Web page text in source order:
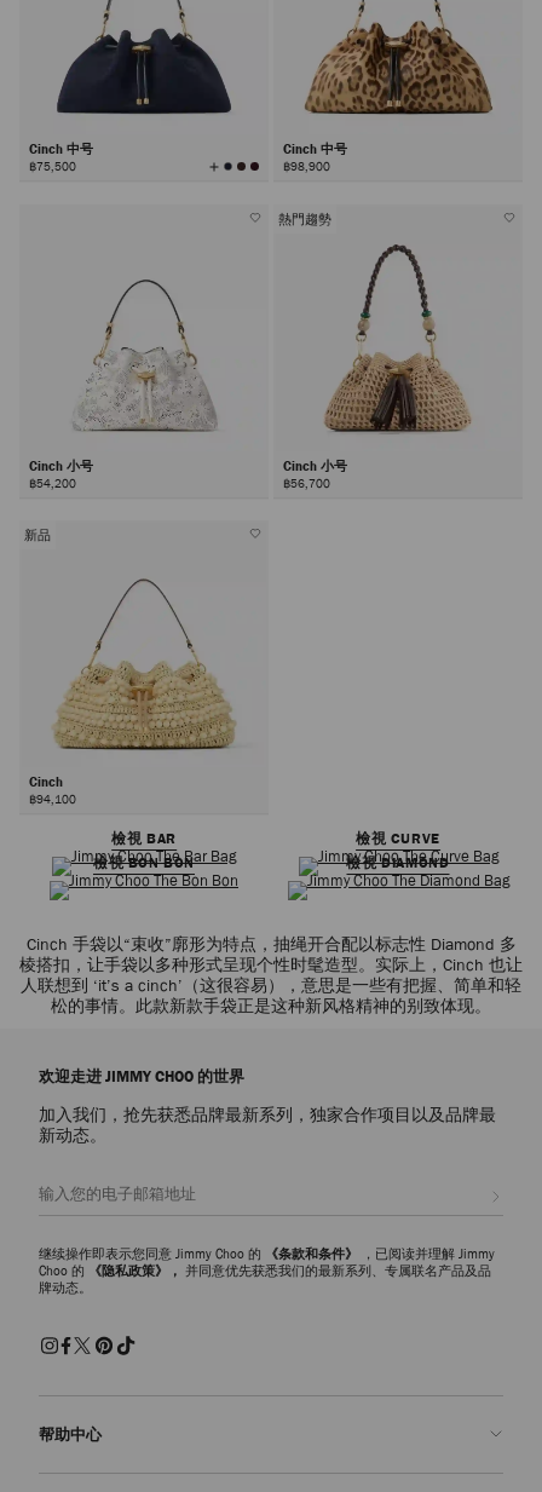
Cinch 中号
฿75,500 查
看
Cinch 中号
฿98,900
Cinch 小号
฿54,200
熱門趨勢
Cinch 小号
฿56,700
新品
Cinch
฿94,100
檢視 BAR
檢視 CURVE
檢視 BON BON
檢視 DIAMOND
Cinch 手袋以“束收”廓形为特点，抽绳开合配以标志性 Diamond 多
棱搭扣，让手袋以多种形式呈现个性时髦造型。实际上，Cinch 也让
人联想到 ‘it’s a cinch’（这很容易），意思是一些有把握、简单和轻
松的事情。此款新款手袋正是这种新风格精神的别致体现。
欢迎走进 JIMMY CHOO 的世界
加入我们，抢先获悉品牌最新系列，独家合作项目以及品牌最
新动态。
继续操作即表示您同意 Jimmy Choo 的 《条款和条件》
，已阅读并理解 Jimmy
Choo 的
《隐私政策》， 并同意优先获悉我们的最新系列、专属联名产品及品
牌动态。
帮助中心